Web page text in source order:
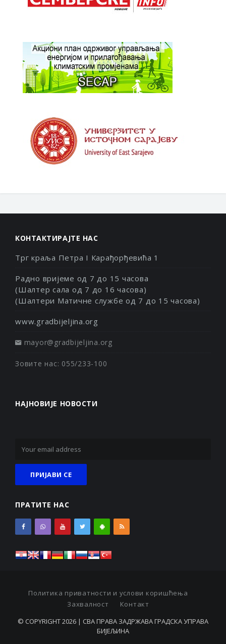
КОНТАКТИРАЈТЕ НАС
Трг краља Петра I Карађорђевића 1
Радно вријеме од 7 до 15 часова
(Шалтер сала од 7 до 16 часова)
(Шалтери Матичне службе од 7 до 15 часова)
www.gradbijeljina.org
mayor@gradbijeljina.org
Зовите нас: 055/233-100
НАЈНОВИЈЕ НОВОСТИ
ПРАТИТЕ НАС
Политика приватности и услови коришћења
Захвалност
Контакт
© COPYRIGHT 2026 | СВА ПРАВА ЗАДРЖАВА ГРАДСКА УПРАВА
БИЈЕЉИНА